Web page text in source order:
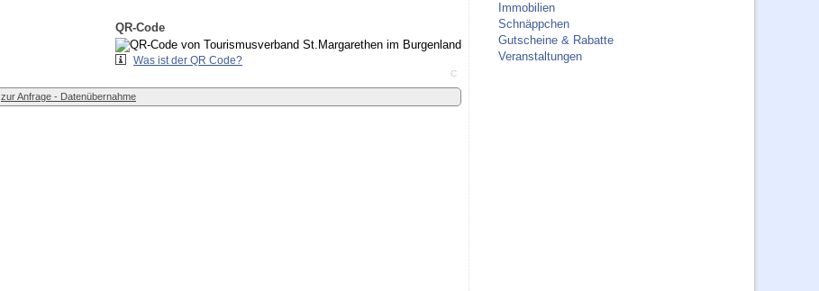
QR-Code
Was ist der QR Code?
C
zur Anfrage - Datenübernahme
Immobilien
Schnäppchen
Gutscheine & Rabatte
Veranstaltungen